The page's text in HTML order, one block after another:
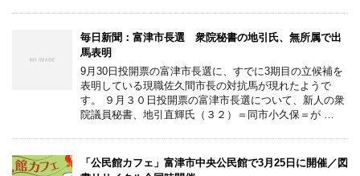
毎日新聞：富津市長選 衆院秘書の地引氏、無所属で出
馬表明
9月30日投開票の富津市長選に、すでに3期目の立候補を
表明している現職佐久間市長の対抗馬が現れたようで
す。 ９月３０日投開票の富津市長選について、新人の衆
院議員秘書、地引直輝氏（３２）＝同市小久保＝が …
「公民館カフェ」富津市中央公民館で3月25日に開催／図